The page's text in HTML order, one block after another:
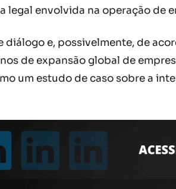
legal envolvida na operação de
diálogo e, possivelmente, de
de expansão global de
um estudo de caso sobre a